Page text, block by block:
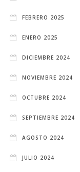
FEBRERO 2025
ENERO 2025
DICIEMBRE 2024
NOVIEMBRE 2024
OCTUBRE 2024
SEPTIEMBRE 2024
AGOSTO 2024
JULIO 2024